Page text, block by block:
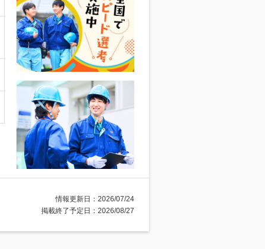
情報更新日：2026/07/24
掲載終了予定日：2026/08/27